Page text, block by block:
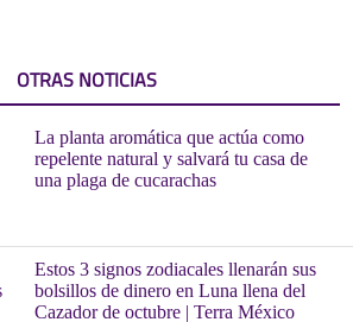
OTRAS NOTICIAS
La planta aromática que actúa como
repelente natural y salvará tu casa de
una plaga de cucarachas
Estos 3 signos zodiacales llenarán sus
bolsillos de dinero en Luna llena del
Cazador de octubre | Terra México